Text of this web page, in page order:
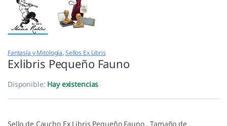
Fantasía y Mitología, Sellos Ex Libris
Exlibris Pequeño Fauno
Disponible: Hay existencias
Sello de Caucho Ex Libris Pequeño Fauno . Tamaño de